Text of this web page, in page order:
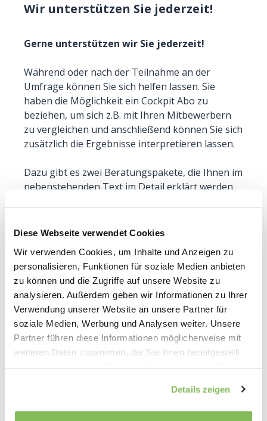
Diese Webseite verwendet Cookies
Wir verwenden Cookies, um Inhalte und Anzeigen zu
personalisieren, Funktionen für soziale Medien anbieten
zu können und die Zugriffe auf unsere Website zu
analysieren. Außerdem geben wir Informationen zu Ihrer
Verwendung unserer Website an unsere Partner für
soziale Medien, Werbung und Analysen weiter. Unsere
Partner führen diese Informationen möglicherweise mit
weiteren Daten zusammen, die Sie ihnen bereitgestellt
Details zeigen
Wir unterstützen Sie jederzeit!
Gerne unterstützen wir Sie jederzeit!
Während oder nach der Teilnahme an der
Umfrage können Sie sich helfen lassen. Sie
haben die Möglichkeit ein Cockpit Abo zu
beziehen, um sich z.B. mit Ihren Mitbewerbern
zu vergleichen und anschließend können Sie sich
zusätzlich die Ergebnisse interpretieren lassen.
Dazu gibt es zwei Beratungspakete, die Ihnen im
nebenstehenden Text im Detail erklärt werden.